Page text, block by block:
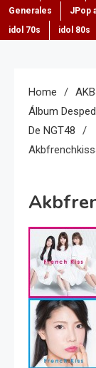
Generales
JPop
idol 70s
idol 80s
Home
Álbum
De NGT48